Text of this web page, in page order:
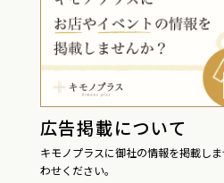
広告掲載について
キモノプラスに御社の情報を掲載し
わせください。